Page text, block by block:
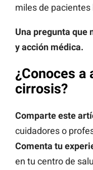
miles de pacientes
Una pregunta que
y acción médica.
¿Conoces a
cirrosis?
Comparte este
cuidadores o
Comenta tu
en tu centro de